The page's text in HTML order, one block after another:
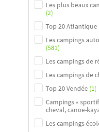
Les plus beaux
(2)
Top 20 Atlantique
Les campings
(581)
Les campings de
Les campings de
Top 20 Vendée (1)
Campings «
cheval, canoë-
Les campings